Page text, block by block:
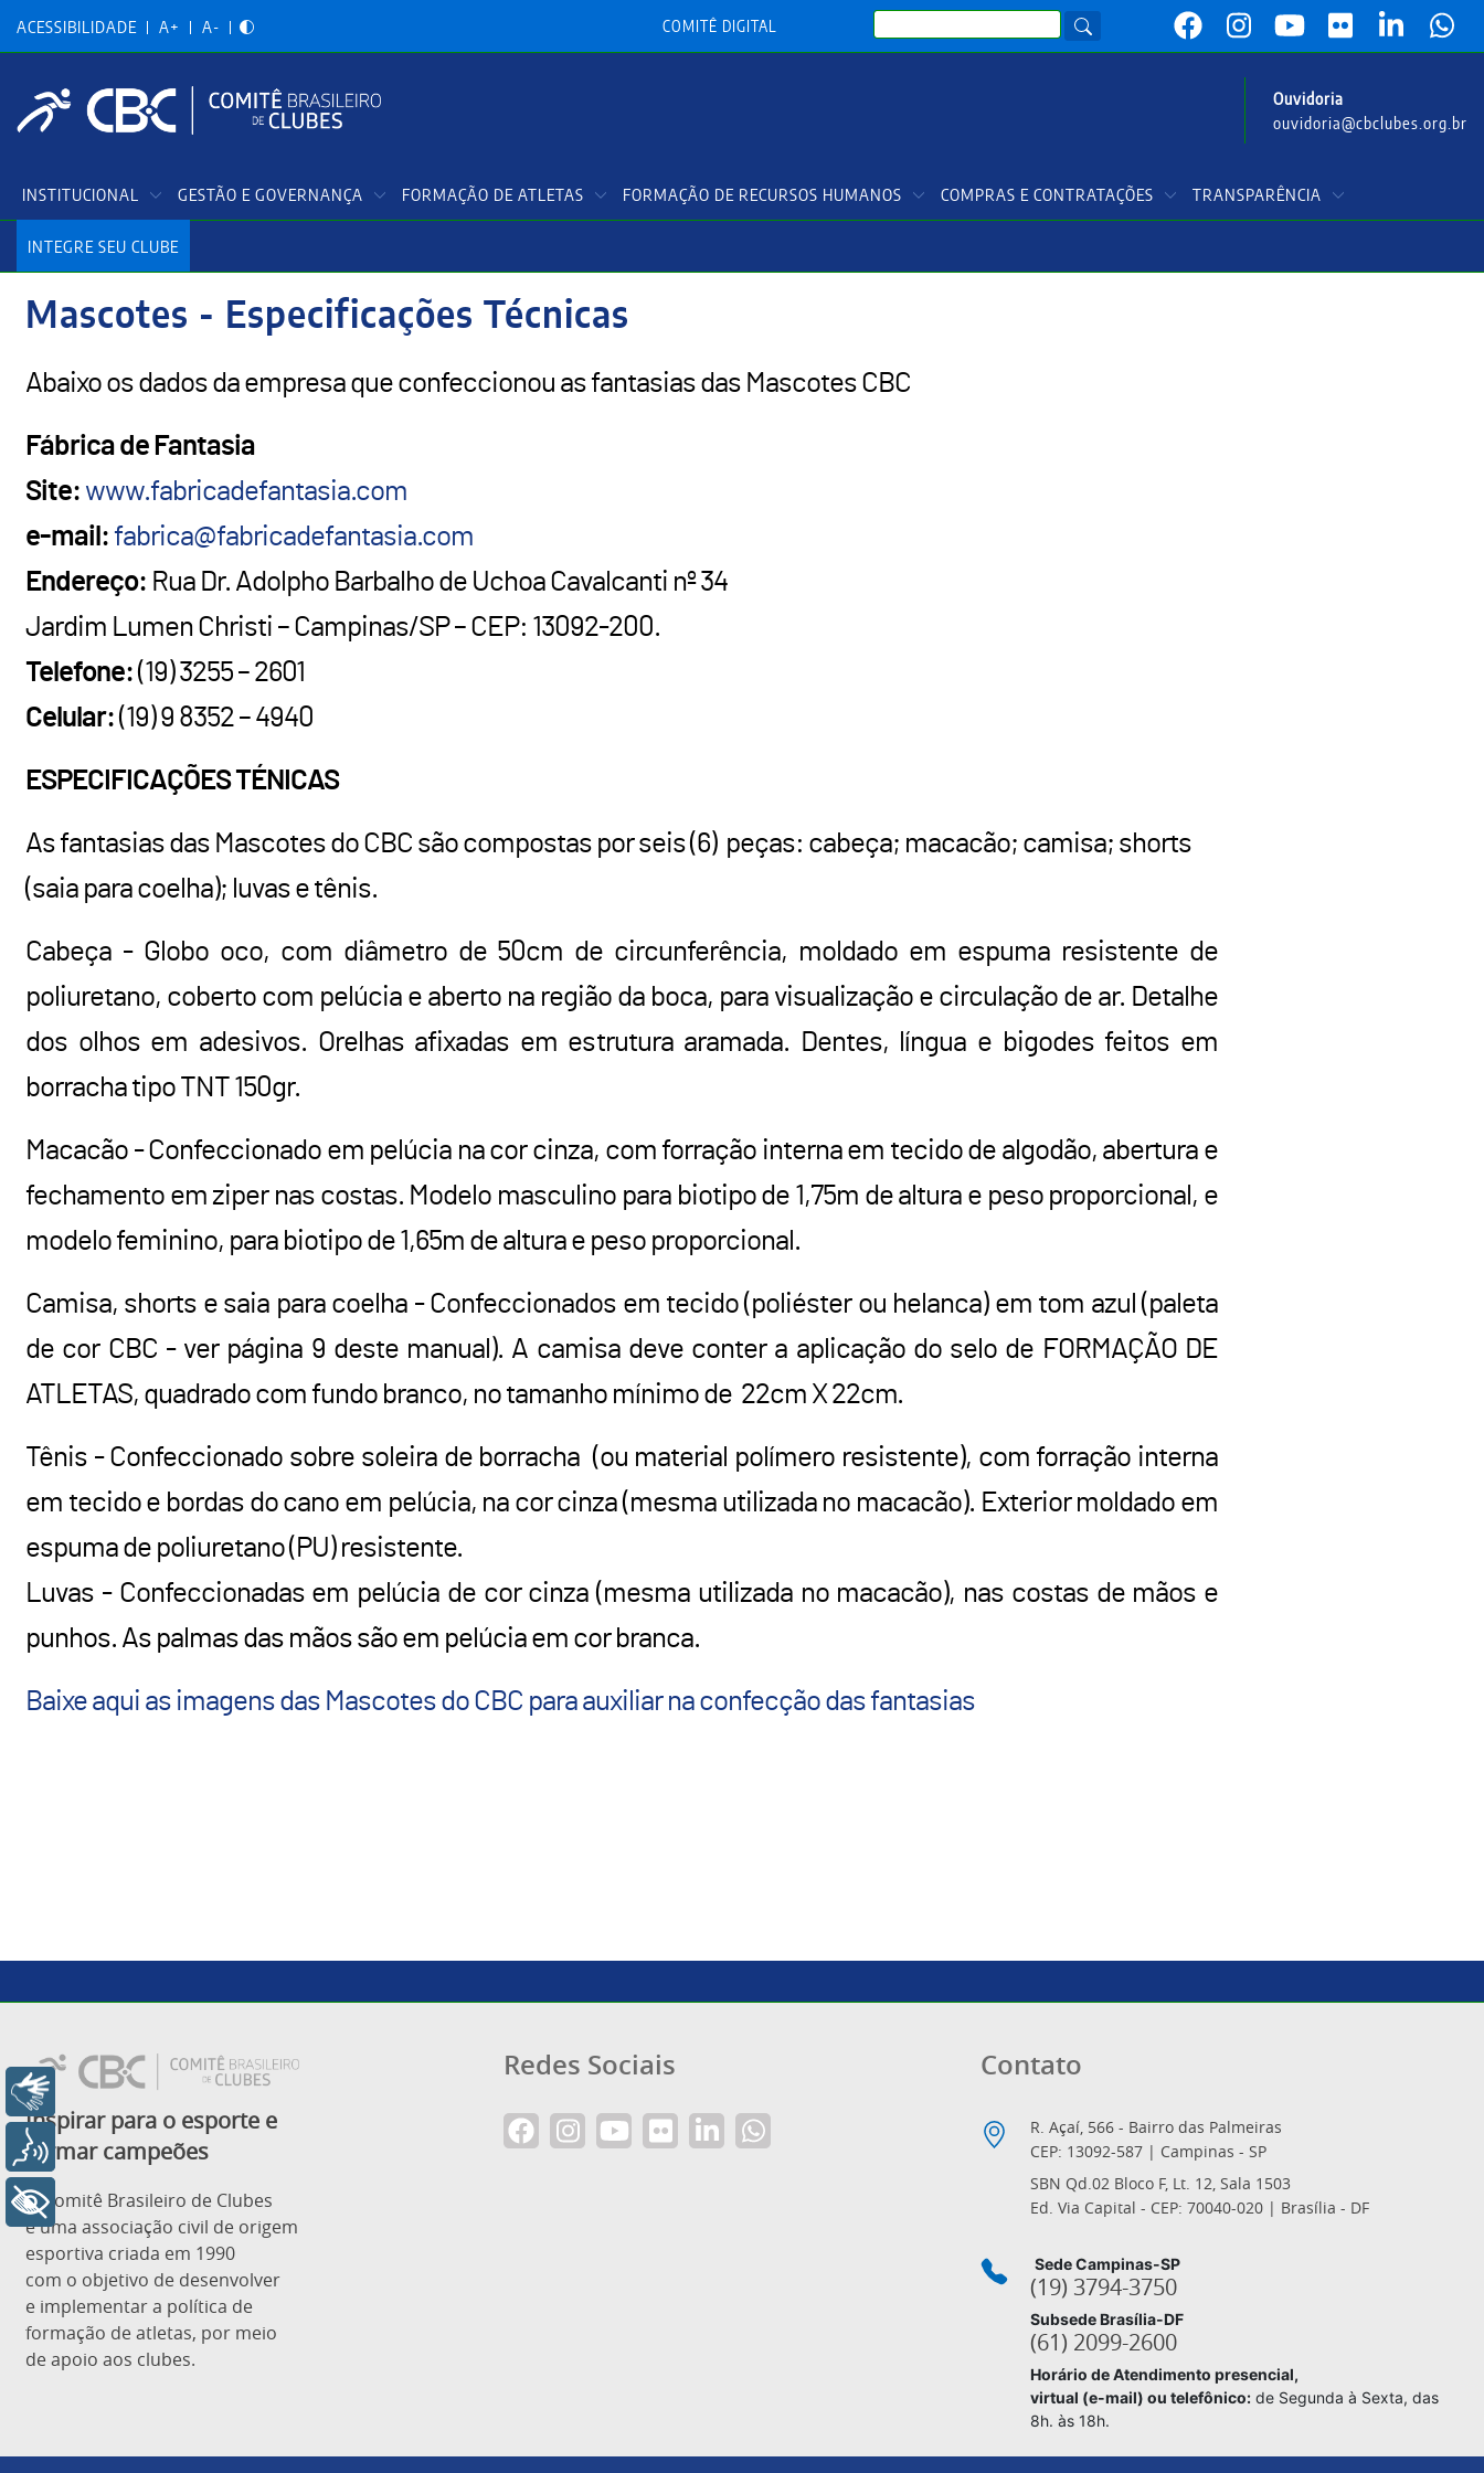
para
conteúdo
ACESSIBILIDADE A+ A- COMITÊ DIGITAL
Search
Ouvidoria
ouvidoria@cbclubes.org.br
Principal
INSTITUCIONAL GESTÃO E GOVERNANÇA FORMAÇÃO DE ATLETAS FORMAÇÃO DE RECURSOS HUMANOS COMPRAS E CONTRATAÇÕES TRANSPARÊNCIA
INTEGRE SEU CLUBE
Mascotes - Especificações Técnicas
Abaixo os dados da empresa que confeccionou as fantasias das Mascotes CBC
Fábrica de Fantasia
Site: www.fabricadefantasia.com
e-mail: fabrica@fabricadefantasia.com
Endereço: Rua Dr. Adolpho Barbalho de Uchoa Cavalcanti nº 34
Jardim Lumen Christi – Campinas/SP – CEP: 13092-200.
Telefone:(19) 3255 – 2601
Celular:(19) 9 8352 – 4940
ESPECIFICAÇÕES TÉNICAS
As fantasias das Mascotes do CBC são compostas por seis (6) peças: cabeça; macacão; camisa; shorts
(saia para coelha); luvas e tênis.
Cabeça - Globo oco, com diâmetro de 50cm de circunferência, moldado em espuma resistente de
poliuretano, coberto com pelúcia e aberto na região da boca, para visualização e circulação de ar. Detalhe
dos olhos em adesivos. Orelhas afixadas em estrutura aramada. Dentes, língua e bigodes feitos em
borracha tipo TNT 150gr.
Macacão - Confeccionado em pelúcia na cor cinza, com forração interna em tecido de algodão, abertura e
fechamento em ziper nas costas. Modelo masculino para biotipo de 1,75m de altura e peso proporcional, e
modelo feminino, para biotipo de 1,65m de altura e peso proporcional.
Camisa, shorts e saia para coelha - Confeccionados em tecido (poliéster ou helanca) em tom azul (paleta
de cor CBC - ver página 9 deste manual). A camisa deve conter a aplicação do selo de FORMAÇÃO DE
ATLETAS, quadrado com fundo branco, no tamanho mínimo de 22cm X 22cm.
Tênis - Confeccionado sobre soleira de borracha (ou material polímero resistente), com forração interna
em tecido e bordas do cano em pelúcia, na cor cinza (mesma utilizada no macacão). Exterior moldado em
espuma de poliuretano (PU) resistente.
Luvas - Confeccionadas em pelúcia de cor cinza (mesma utilizada no macacão), nas costas de mãos e
punhos. As palmas das mãos são em pelúcia em cor branca.
Baixe aqui as imagens das Mascotes do CBC para auxiliar na confecção das fantasias
Inspirar para o esporte e
formar campeões
O Comitê Brasileiro de Clubes
é uma associação civil de origem
esportiva criada em 1990
com o objetivo de desenvolver
e implementar a política de
formação de atletas, por meio
de apoio aos clubes.
Redes Sociais Contato
R. Açaí, 566 - Bairro das Palmeiras
CEP: 13092-587 | Campinas - SP
SBN Qd.02 Bloco F, Lt. 12, Sala 1503
Ed. Via Capital - CEP: 70040-020 | Brasília - DF
Sede Campinas-SP
(19) 3794-3750
Subsede Brasília-DF
(61) 2099-2600
Horário de Atendimento presencial,
virtual (e-mail) ou telefônico: de Segunda à Sexta, das
8h. às 18h.
Libras
Voz
+ Acessibilidade